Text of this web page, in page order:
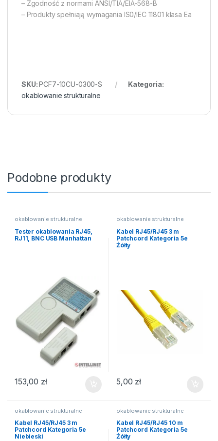
– Zgodność z normami ANSI/TIA/EIA-568-B
– Produkty spełniają wymagania IS0/IEC 11801 klasa Ea
SKU:PCF7-10CU-0300-S
Kategoria:
okablowanie strukturalne
Podobne produkty
okablowanie strukturalne
Tester okablowania RJ45,
RJ11, BNC USB Manhattan
153,00 zł
okablowanie strukturalne
Kabel RJ45/RJ45 3 m
Patchcord Kategoria 5e
Żółty
5,00 zł
okablowanie strukturalne
Kabel RJ45/RJ45 3 m
Patchcord Kategoria 5e
Niebieski
okablowanie strukturalne
Kabel RJ45/RJ45 10 m
Patchcord Kategoria 5e
Żółty